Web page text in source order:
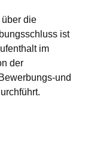
die
ist
im
der
und